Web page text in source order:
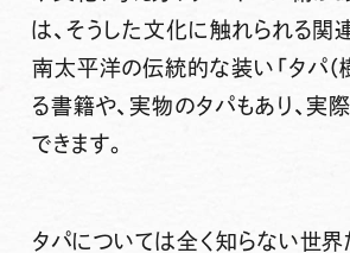
は、そうした文化に触れられる関
南太平洋の伝統的な装い「タパ（
る書籍や、実物のタパもあり、実
できます。
タパについては全く知らない世界